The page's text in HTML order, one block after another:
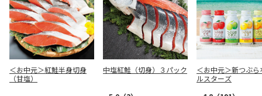
＜お中元＞紅鮭半身切身
（甘塩）
中塩紅鮭（切身）３パック
＜お中元＞新つぶら
ルスターズ